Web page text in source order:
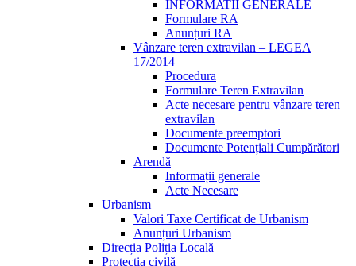
INFORMATII GENERALE
Formulare RA
Anunțuri RA
Vânzare teren extravilan – LEGEA
17/2014
Procedura
Formulare Teren Extravilan
Acte necesare pentru vânzare teren
extravilan
Documente preemptori
Documente Potențiali Cumpărători
Arendă
Informații generale
Acte Necesare
Urbanism
Valori Taxe Certificat de Urbanism
Anunțuri Urbanism
Direcția Poliția Locală
Protecția civilă